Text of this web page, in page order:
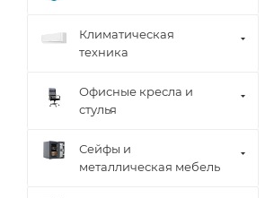
Климатическая
техника
Офисные кресла и
стулья
Сейфы и
металлическая мебель